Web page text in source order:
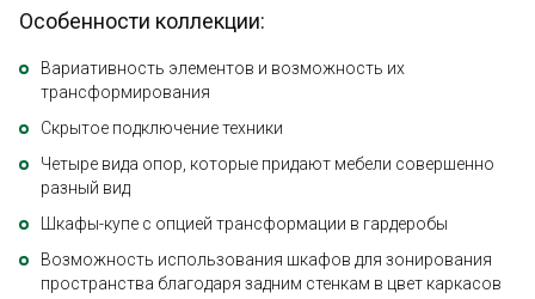
Особенности коллекции:
Вариативность элементов и возможность их
трансформирования
Скрытое подключение техники
Четыре вида опор, которые придают мебели совершенно
разный вид
Шкафы-купе с опцией трансформации в гардеробы
Возможность использования шкафов для зонирования
пространства благодаря задним стенкам в цвет каркасов